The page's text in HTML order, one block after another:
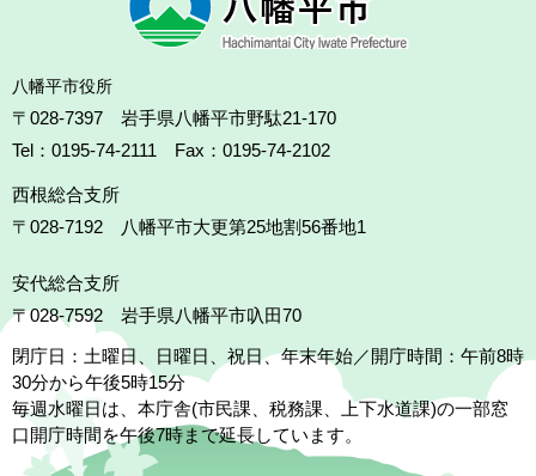
八幡平市役所
〒028-7397 岩手県八幡平市野駄21-170
Tel：0195-74-2111 Fax：0195-74-2102
西根総合支所
〒028-7192
八幡平市大更第25地割56番地1
安代総合支所
〒028-7592
岩手県八幡平市叺田70
閉庁日：土曜日、日曜日、祝日、年末年始／開庁時間：午前8時
30分から午後5時15分
毎週水曜日は、本庁舎(市民課、税務課、上下水道課)の一部窓
口開庁時間を午後7時まで延長しています。